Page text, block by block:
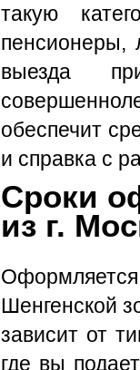
такую
пенсионеры,
выезда
обеспечит
и справка с
Сроки
из г.
Шенгенской
зависит от
где вы